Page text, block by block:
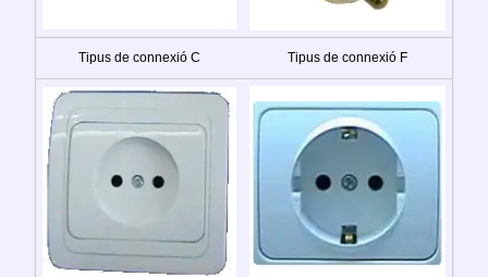
Tipus de connexió C Tipus de connexió F